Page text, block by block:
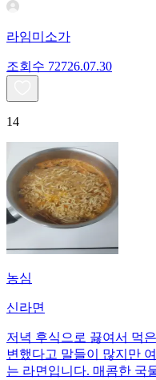
라임미소가
조회수 72726.07.30
14
농심
신라면
저녁 후식으로 끓여서 먹
변했다고 말들이 많지만
는 라면입니다. 매콤한 국